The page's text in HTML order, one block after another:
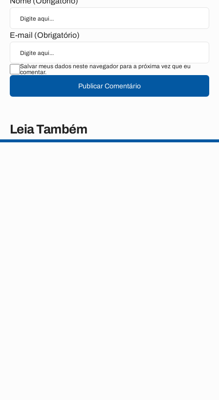
E-mail (Obrigatório)
Salvar meus dados neste navegador para a próxima vez que eu
comentar.
Publicar Comentário
Leia Também